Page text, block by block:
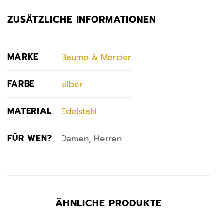
ZUSÄTZLICHE INFORMATIONEN
MARKE Baume & Mercier
FARBE silber
MATERIAL Edelstahl
FÜR WEN? Damen, Herren
ÄHNLICHE PRODUKTE